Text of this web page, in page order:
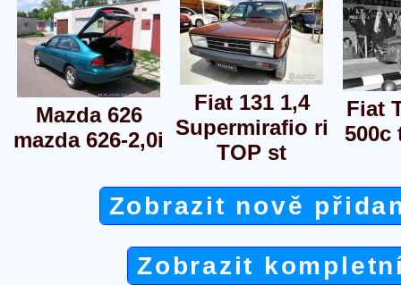
Mazda 626
mazda 626-2,0i
Fiat 131 1,4
Supermirafio ri
TOP st
Fiat
500c
Zobrazit nově
Zobrazit